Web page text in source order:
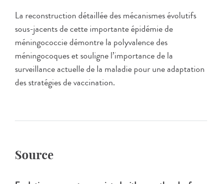
La reconstruction détaillée des mécanismes évolutifs
sous-jacents de cette importante épidémie de
méningococcie démontre la polyvalence des
méningocoques et souligne l’importance de la
surveillance actuelle de la maladie pour une adaptation
des stratégies de vaccination.
Source